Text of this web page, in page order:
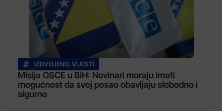
IZDVOJENO, VIJESTI
Misija OSCE u BiH: Novinari moraju imati
mogućnost da svoj posao obavljaju slobodno i
sigurno